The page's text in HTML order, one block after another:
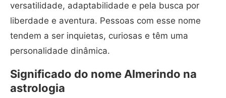
versatilidade, adaptabilidade e pela busca por
liberdade e aventura. Pessoas com esse nome
tendem a ser inquietas, curiosas e têm uma
personalidade dinâmica.
Significado do nome Almerindo na
astrologia